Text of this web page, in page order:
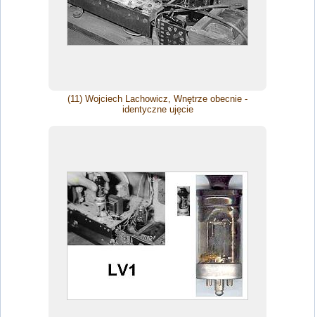
(11) Wojciech Lachowicz, Wnętrze obecnie -
identyczne ujęcie